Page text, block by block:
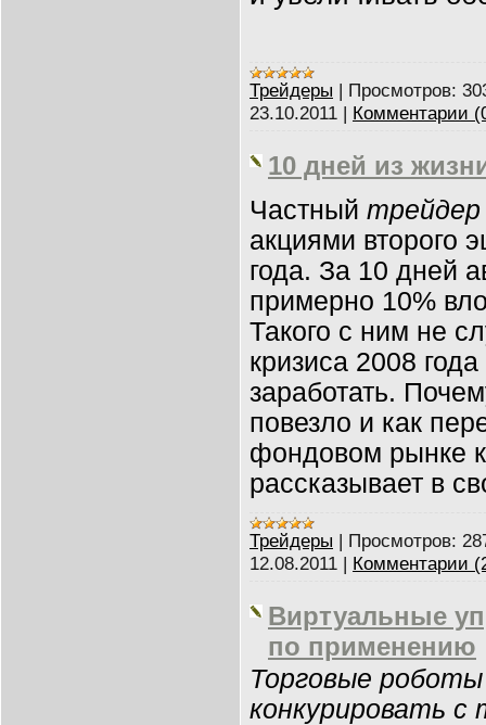
Трейдеры | Просмотров:
23.10.2011 | Комментарии
10 дней из
Частный трейдер
акциями второго
года. За 10 дней
примерно 10%
Такого с ним не
кризиса 2008
заработать.
повезло и как
фондовом рынке
рассказывает в
Трейдеры | Просмотров:
12.08.2011 | Комментарии
Виртуальные
по применению
Торговые
конкурировать